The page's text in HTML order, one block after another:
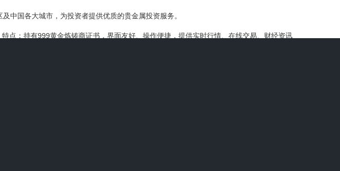
中国各大城市，为投资者提供优质的贵金属投资服务。
点：持有999黄金炼铸商证书，界面友好、操作便捷，提供实时行情、在线交易、财经资讯